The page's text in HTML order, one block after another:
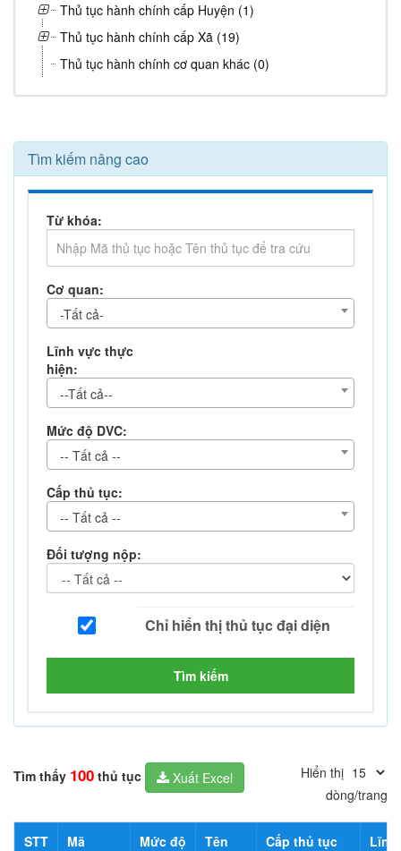
Thủ tục hành chính cấp Huyện (1)
Thủ tục hành chính cấp Xã (19)
Thủ tục hành chính cơ quan khác (0)
Tìm kiếm nâng cao
Từ khóa:
Cơ quan:
-Tất cả-
Lĩnh vực thực
hiện:
--Tất cả--
Mức độ DVC:
-- Tất cả --
Cấp thủ tục:
-- Tất cả --
Đối tượng nộp:
Tìm kiếm
Tìm thấy 100 thủ tục Xuất Excel
Hiển thị
dòng/trang
STT
Mã
Mức độ
Tên
Cấp thủ tục
Lĩnh